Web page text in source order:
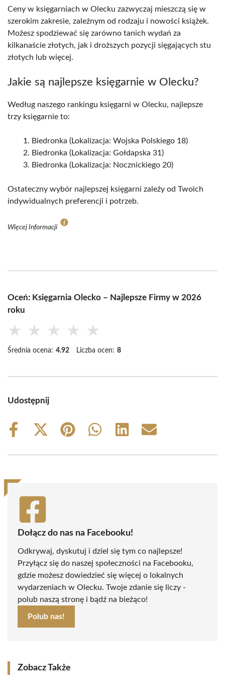
Ceny w księgarniach w Olecku zazwyczaj mieszczą się w
szerokim zakresie, zależnym od rodzaju i nowości książek.
Możesz spodziewać się zarówno tanich wydań za
kilkanaście złotych, jak i droższych pozycji sięgających stu
złotych lub więcej.
Jakie są najlepsze księgarnie w Olecku?
Według naszego rankingu księgarni w Olecku, najlepsze
trzy księgarnie to:
Biedronka (Lokalizacja: Wojska Polskiego 18)
Biedronka (Lokalizacja: Gołdapska 31)
Biedronka (Lokalizacja: Nocznickiego 20)
Ostateczny wybór najlepszej księgarni zależy od Twoich
indywidualnych preferencji i potrzeb.
Więcej Informacji
Oceń: Księgarnia Olecko – Najlepsze Firmy w 2026
roku
★ ★ ★ ★ ★
Średnia ocena: 4.92 Liczba ocen: 8
Udostępnij
Share
Share
(Twitter)
Share
Share
Share
Share
Dołącz do nas na Facebooku!
Odkrywaj, dyskutuj i dziel się tym co najlepsze!
Przyłącz się do naszej społeczności na Facebooku,
gdzie możesz dowiedzieć się więcej o lokalnych
wydarzeniach w Olecku. Twoje zdanie się liczy -
polub naszą stronę i bądź na bieżąco!
Polub nas!
Zobacz Także